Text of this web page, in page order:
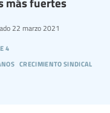
4
crecimiento sindical
22 marzo 2021